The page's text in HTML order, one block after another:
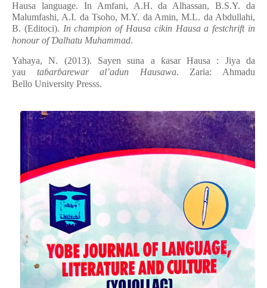
Hausa language. In Amfani, A.H. da Alhassan, B.S.Y. da
Malumfashi, A.I. da Tsoho, M.Y. da Amin, M.L. da Abdullahi,
B. (Editoci). In champion of Hausa cikin Hausa a festchrift in
honour ofƊalhatu Muhammad.
Yahaya, N. (2013). Sayen suna a ƙasar Hausa : Jiya da
yau taɓarɓarewar al’adun Hausawa. Zaria: Ahmadu
Bello University Presss.